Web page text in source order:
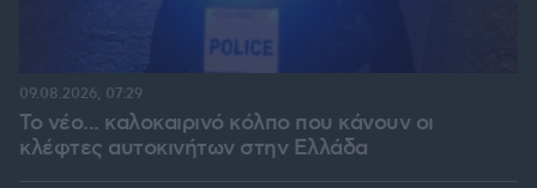
Το νέο... καλοκαιρινό κόλπο που κάνουν οι
κλέφτες αυτοκινήτων στην Ελλάδα
09.08.2026, 07:29